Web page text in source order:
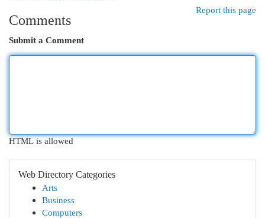
Report this page
Comments
Submit a Comment
HTML is allowed
Web Directory Categories
Arts
Business
Computers